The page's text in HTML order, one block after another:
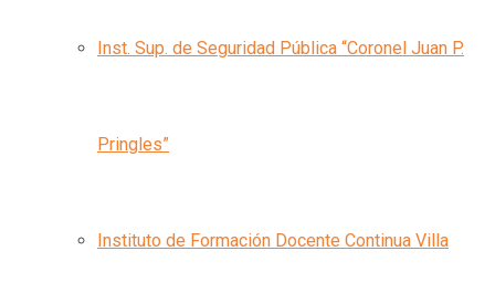
Inst. Sup. de Seguridad Pública “Coronel Juan P.
Pringles”
Instituto de Formación Docente Continua Villa